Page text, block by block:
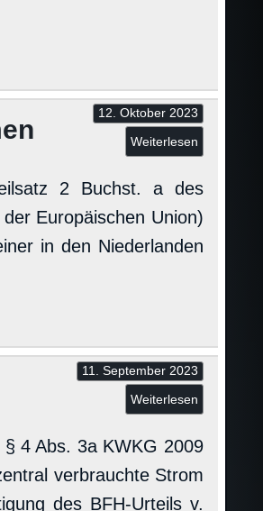
12. Oktober 2023
Weiterlesen
2 Buchst. a des
Europäischen Union)
in den Niederlanden
11. September 2023
Weiterlesen
4 Abs. 3a KWKG 2009
verbrauchte Strom
des BFH-Urteils v.